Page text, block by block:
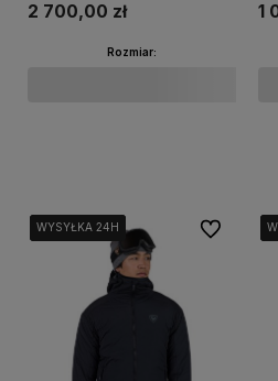
2 700,00 zł
Rozmiar:
1
WYSYŁKA 24H
WYSYŁKA 24H
WYSYŁKA 24H
WYSYŁKA 24H Do